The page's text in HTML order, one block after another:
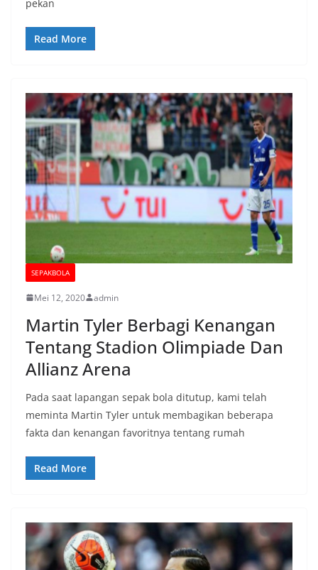
pekan
Read More
SEPAKBOLA
Mei 12, 2020 admin
Martin Tyler Berbagi Kenangan
Tentang Stadion Olimpiade Dan
Allianz Arena
Pada saat lapangan sepak bola ditutup, kami telah
meminta Martin Tyler untuk membagikan beberapa
fakta dan kenangan favoritnya tentang rumah
Read More